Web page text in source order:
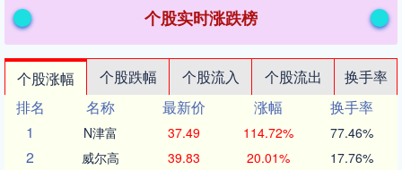
个股实时涨跌榜
个股涨幅 个股跌幅 个股流入 个股流出
换手率
排名
名称 最新价 涨幅
换手率
1
N津富 37.49 114.72% 77.46%
2 威尔高 39.83 20.01% 17.76%